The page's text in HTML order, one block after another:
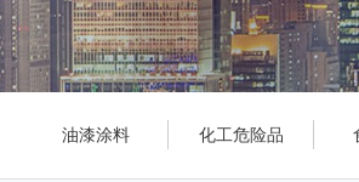
油漆涂料 化工危险品